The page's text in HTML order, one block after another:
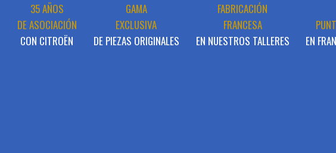
35 AÑOS
DE ASOCIACIÓN
CON CITROËN
GAMA
EXCLUSIVA
DE PIEZAS ORIGINALES
FABRICACIÓN
FRANCESA
EN NUESTROS TALLERES
EN